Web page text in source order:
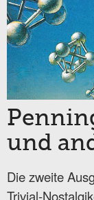
und
Die zweite
Trivial-